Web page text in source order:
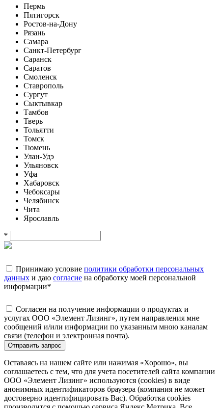
Пермь
Пятигорск
Ростов-на-Дону
Рязань
Самара
Санкт-Петербург
Саранск
Саратов
Смоленск
Ставрополь
Сургут
Сыктывкар
Тамбов
Тверь
Тольятти
Томск
Тюмень
Улан-Удэ
Ульяновск
Уфа
Хабаровск
Чебоксары
Челябинск
Чита
Ярославль
*
Принимаю условие политики обработки персональных
данных и даю согласие на обработку моей персональной
информации*
Согласен на получение информации о продуктах и
услугах ООО «Элемент Лизинг», путем направления мне
сообщений и/или информации по указанным мною каналам
связи (телефон и электронная почта).
Отправить запрос
Оставаясь на нашем сайте или нажимая «Хорошо», вы
соглашаетесь с тем, что для учета посетителей сайта компании
ООО «Элемент Лизинг» используются (cookies) в виде
анонимных идентификаторов браузера (компания не может
достоверно идентифицировать Вас). Обработка cookies